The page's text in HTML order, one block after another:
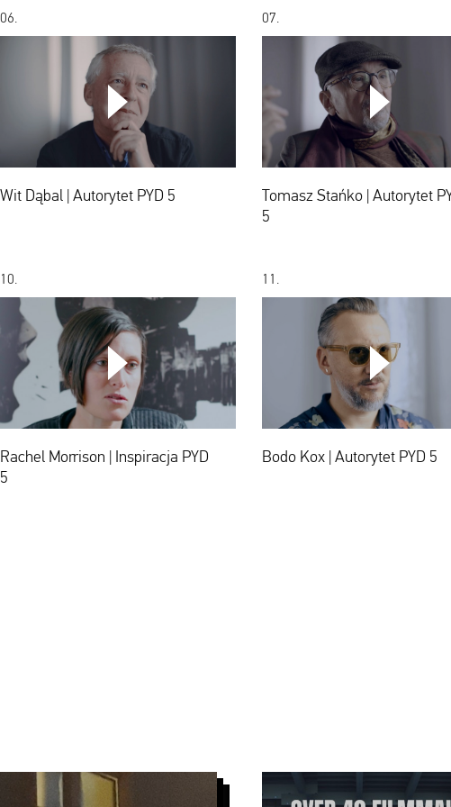
Wit
Dąbal
|
Autorytet
5
06.
Wit Dąbal | Autorytet PYD 5
Tomasz
Stańko
|
Autorytet
5
07.
Tomasz Stańko | Autorytet
5
Rachel
Morrison
|
Inspiracja
5
10.
Rachel Morrison | Inspiracja PYD
5
Bodo
Kox
|
Autorytet
5
11.
Bodo Kox | Autorytet PYD 5
Young